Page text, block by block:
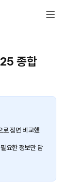
종합
정면 비교했
요한 정보만 담